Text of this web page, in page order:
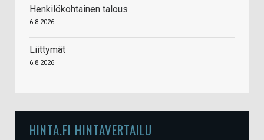
Henkilökohtainen talous
6.8.2026
Liittymät
6.8.2026
HINTA.FI HINTAVERTAILU